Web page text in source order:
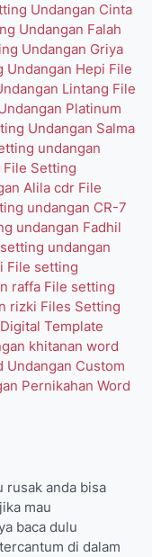
Undangan Cinta
Undangan Falah
Undangan Griya
Undangan Hepi File
Lintang File
Platinum
Undangan Salma
undangan
File Setting
Alila cdr File
undangan CR-7
undangan Fadhil
undangan
File setting
raffa File setting
rizki Files Setting
Template
khitanan word
Undangan Custom
Pernikahan Word
rusak anda bisa
mau
baca dulu
di dalam